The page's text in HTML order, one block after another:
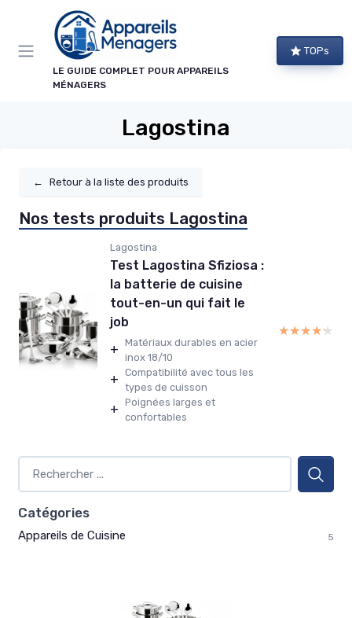
LE GUIDE COMPLET POUR APPAREILS
MÉNAGERS
TOPs
Lagostina
← Retour à la liste des produits
Nos tests produits Lagostina
Lagostina
Test Lagostina Sfiziosa :
la batterie de cuisine
tout-en-un qui fait le
job
+ Matériaux durables en acier
inox 18/10
+ Compatibilité avec tous les
types de cuisson
+ Poignées larges et
confortables
★★★★★
★★★★★
Catégories
Appareils de Cuisine 5
Panneau de gestion des cookies